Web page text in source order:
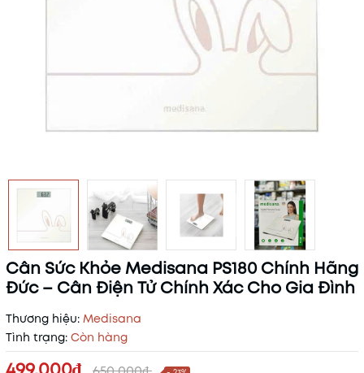
Cân Sức Khỏe Medisana PS180 Chính Hãng
Đức – Cân Điện Tử Chính Xác Cho Gia Đình
Thương hiệu: Medisana
Tình trạng: Còn hàng